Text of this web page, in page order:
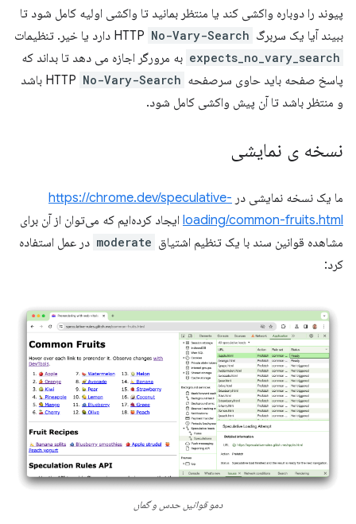
پیوند را دوباره واکشی کند یا منتظر بمانید تا واکشی اولیه کامل شود تا
ببیند آیا یک سربرگ HTTP No-Vary-Search دارد یا خیر. تنظیمات
expects_no_vary_search به مرورگر اجازه می دهد تا بداند که
پاسخ صفحه باید حاوی سرصفحه HTTP No-Vary-Search
باشد
و منتظر باشد تا آن پیش واکشی کامل شود.
نسخه ی نمایشی
ما یک نسخه نمایشی در https://chrome.dev/speculative-
loading/common-fruits.html ایجاد کرده‌ایم که می‌توان از آن برای
مشاهده قوانین سند با یک تنظیم اشتیاق moderate ​​در عمل استفاده
کرد:
دمو قوانین حدس و گمان